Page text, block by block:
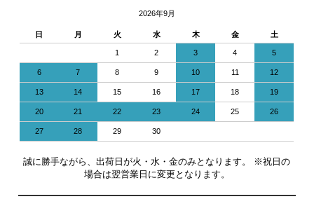
2026年9月
日 月 火 水 木 金 土
1 2 3 4 5
6 7 8 9 10 11 12
13 14 15 16 17 18 19
20 21 22 23 24 25 26
27 28 29 30
誠に勝手ながら、出荷日が火・水・金のみとなります。 ※祝日の
場合は翌営業日に変更となります。